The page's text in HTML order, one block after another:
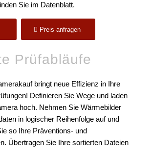
Sie im Datenblatt.
Preis anfragen
Prüfabläufe
bringt neue Effizienz in Ihre
Definieren Sie Wege und laden
hoch. Nehmen Sie Wärmebilder
in logischer Reihenfolge auf und
so Ihre Präventions- und
Übertragen Sie Ihre sortierten Dateien